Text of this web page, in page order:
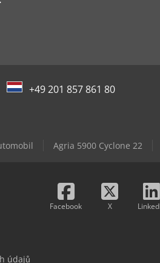
+49 201 857 861 80
Agria 5900 Cyclone 22
údajů
Facebook X